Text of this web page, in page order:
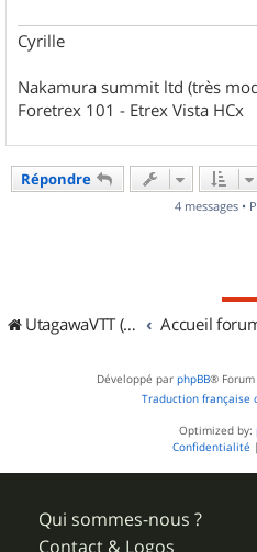
Cyrille
Nakamura summit ltd (très
Foretrex 101 - Etrex Vista HCx
Répondre
4 messages •
UtagawaVTT (Randos VTT et VTTAE avec traces GPS) Accueil
Développé par phpBB® Forum
Traduction française
Optimized by:
Confidentialité |
Qui sommes-nous ?
Contact & Logos